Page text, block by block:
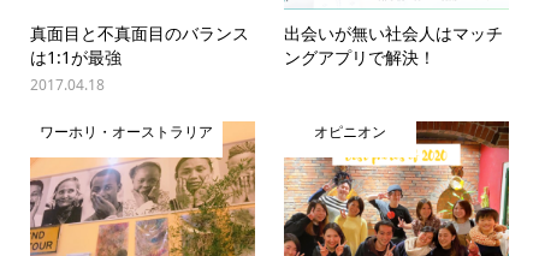
真面目と不真面目のバランス
は1:1が最強
2017.04.18
出会いが無い社会人はマッチ
ングアプリで解決！
ワーホリ・オーストラリア オピニオン